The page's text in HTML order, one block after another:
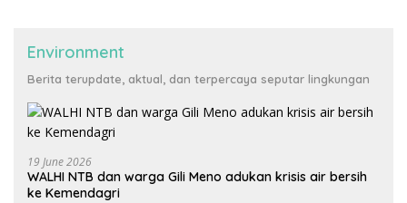
Environment
Berita terupdate, aktual, dan terpercaya seputar lingkungan
19 June 2026
WALHI NTB dan warga Gili Meno adukan krisis air bersih
ke Kemendagri